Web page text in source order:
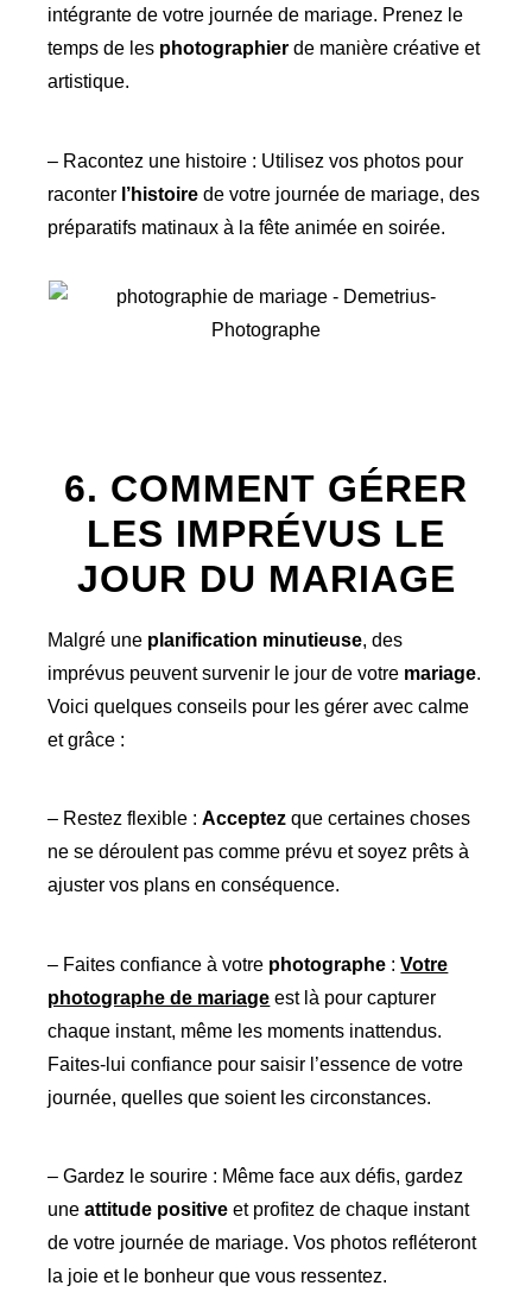
intégrante de votre journée de mariage. Prenez le
temps de les photographier de manière créative et
artistique.
– Racontez une histoire : Utilisez vos photos pour
raconter l’histoire de votre journée de mariage, des
préparatifs matinaux à la fête animée en soirée.
6. COMMENT GÉRER
LES IMPRÉVUS LE
JOUR DU MARIAGE
Malgré une planification minutieuse, des
imprévus peuvent survenir le jour de votre mariage.
Voici quelques conseils pour les gérer avec calme
et grâce :
– Restez flexible :Acceptez que certaines choses
ne se déroulent pas comme prévu et soyez prêts à
ajuster vos plans en conséquence.
– Faites confiance à votre photographe :Votre
photographe de mariage est là pour capturer
chaque instant, même les moments inattendus.
Faites-lui confiance pour saisir l’essence de votre
journée, quelles que soient les circonstances.
– Gardez le sourire : Même face aux défis, gardez
uneattitude positive et profitez de chaque instant
de votre journée de mariage. Vos photos refléteront
la joie et le bonheur que vous ressentez.